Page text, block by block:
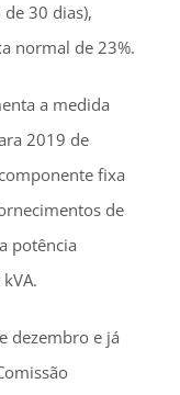
30 dias),
normal de 23%.
a medida
2019 de
fixa
de
potência
dezembro e já